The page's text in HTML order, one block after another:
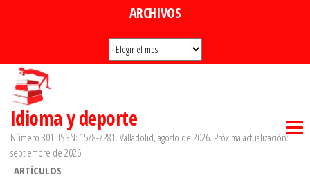
ARCHIVOS
Archivos
Idioma y deporte
Número 301. ISSN: 1578-7281. Valladolid, agosto de 2026. Próxima actualización:
septiembre de 2026.
ARTÍCULOS